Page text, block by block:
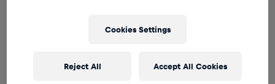
Cookies Settings
Reject All Accept All Cookies